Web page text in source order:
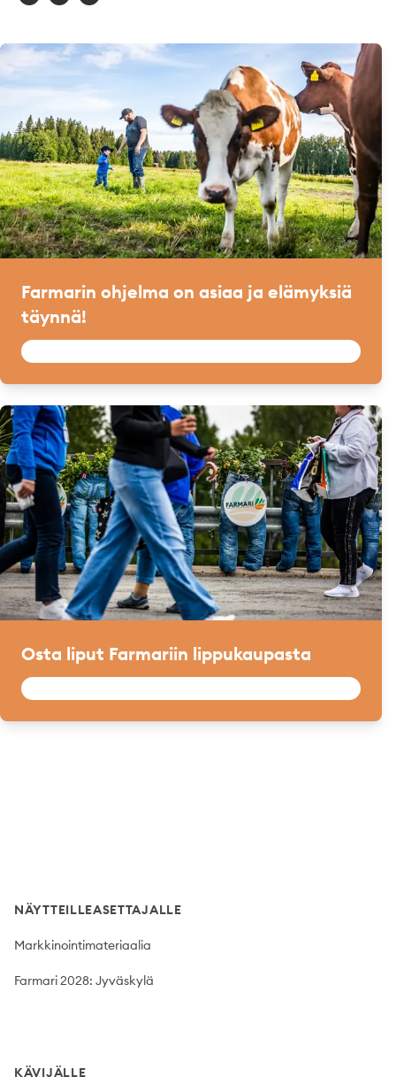
Farmarin ohjelma on asiaa ja elämyksiä
täynnä!
Osta liput Farmariin lippukaupasta
NÄYTTEILLEASETTAJALLE
Markkinointimateriaalia
Farmari 2028: Jyväskylä
KÄVIJÄLLE